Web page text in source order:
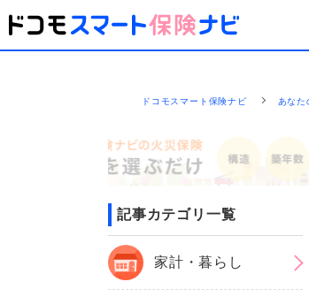
ドコモスマート保険ナビ あなた
記事カテゴリ一覧
家計・暮らし